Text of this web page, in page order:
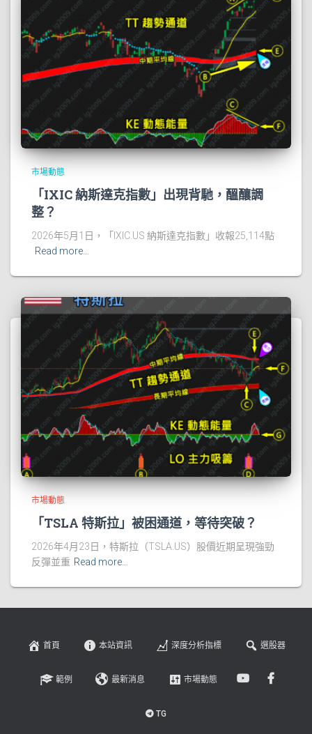
市場動態
「IXIC 納斯達克指數」出現背馳，醞釀調
整？
2026年5月1日，「IXIC.US 納斯達克指數」收報25,114點
Read more…
市場動態
「TSLA 特斯拉」被困通道，等待突破？
2026年4月23日，特斯拉（TSLA.US）股價近期呈現強勁
反彈並重 Read more…
首頁 本站資訊 深度分析指標 選股器
範例 最新消息 市場動態
TG